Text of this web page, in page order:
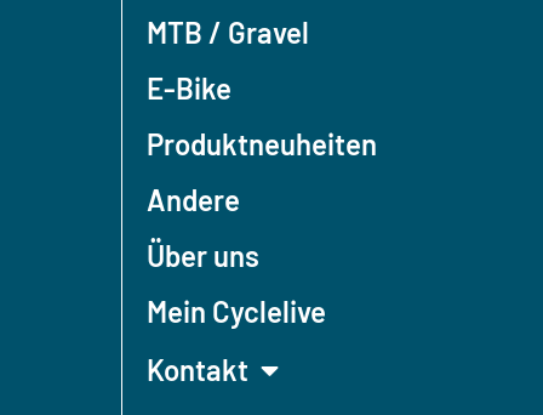
MTB / Gravel
E-Bike
Produktneuheiten
Andere
Über uns
Mein Cyclelive
Kontakt